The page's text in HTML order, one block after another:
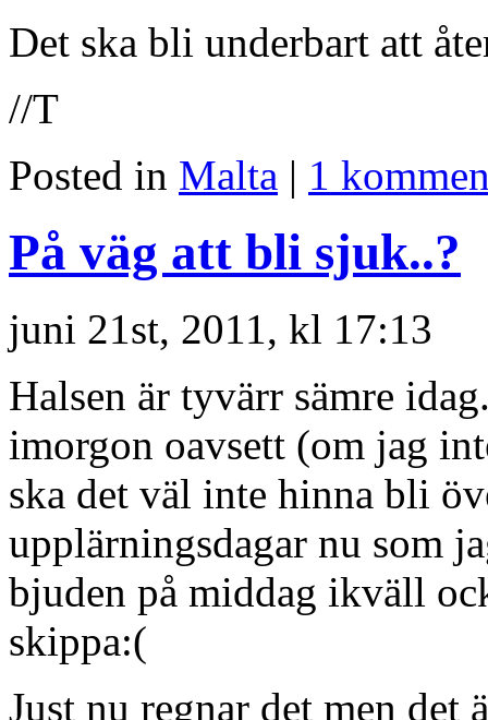
Det ska bli underbart att
//T
Posted in Malta | 1
På väg att bli sjuk..?
juni 21st, 2011, kl 17:13
Halsen är tyvärr sämre
imorgon oavsett (om jag
ska det väl inte hinna bli
upplärningsdagar nu som
bjuden på middag ikväll
skippa:(
Just nu regnar det men det